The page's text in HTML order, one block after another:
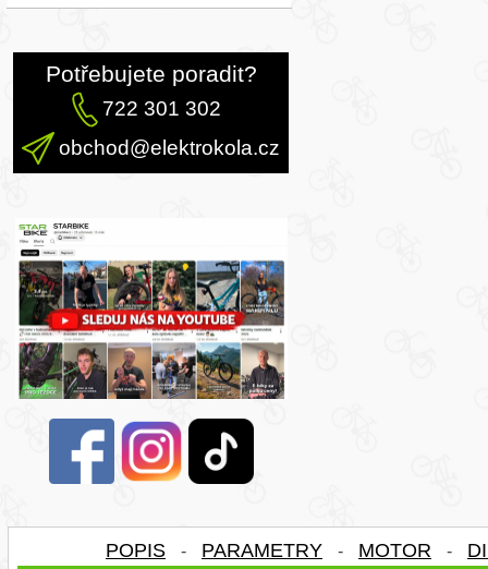
Potřebujete poradit?
722 301 302
obchod@elektrokola.cz
POPIS - PARAMETRY - MOTOR -